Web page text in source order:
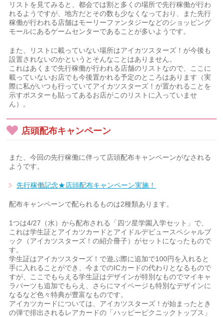
リストを見てみると、都会では割と多くの場所で先行稼働が行わ
れるようですが、地方だとその数も少なくなっており、また先行
稼働が行われる店舗はモーリーファンタジーなどのショッピング
モールにあるゲームセンターであることが多いようです。
また、リストに載っていない場所はアイカツスターズ！が今後も
設置されないのかというとそんなことはありません。
これはあくまで先行稼働が行われる店舗のリストなので、ここに
載っていないお店でも今後置かれる予定のところはあります（実
際に私がいつも行っていてアイカツスターズ！が置かれることを
示すポスターも貼ってあるお店がこのリストに入っていませ
ん）。
店頭配布キャンペーン
また、今回の先行稼働に伴って店頭配布キャンペーンがなされる
ようです。
先行稼働記念★店頭配布キャンペーン実施！
配布キャンペーンで配られるものは2種類あります。
1つは4/27（水）から配布される「四ツ星学園入学セット」で、
これは学生証とアイカツカードとアイドルデビュースペシャルブ
ック（アイカツスターズ！の紹介冊子）がセットになったもので
す。
学生証はアイカツスターズ！で遊ぶ際に追加で100円を入れると
手に入れることができ、今までのICカードの代わりとなるもので
すが、ここでもらえる学生証はデザインが特別なものでマイキャ
ラパーツも追加でもらえ、さらにマイページも特別なデザインに
なるなど色々特典が豊富なものです。
アイカツカードについては、アイカツスターズ！が始まったとき
の弾で排出されるレアカードの「ハッピーピクニックトップス」